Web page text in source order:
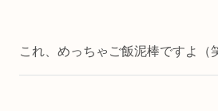
これ、めっちゃご飯泥棒ですよ（